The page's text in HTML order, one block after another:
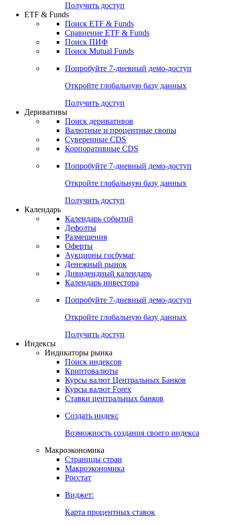
Получить доступ
ETF & Funds
Поиск ETF & Funds
Сравнение ETF & Funds
Поиск ПИФ
Поиск Mutual Funds
Попробуйте 7-дневный демо-доступ
Откройте глобальную базу данных
Получить доступ
Деривативы
Поиск деривативов
Валютные и процентные свопы
Суверенные CDS
Корпоративные CDS
Попробуйте 7-дневный демо-доступ
Откройте глобальную базу данных
Получить доступ
Календарь
Календарь событий
Дефолты
Размещения
Оферты
Аукционы госбумаг
Денежный рынок
Дивидендный календарь
Календарь инвестора
Попробуйте 7-дневный демо-доступ
Откройте глобальную базу данных
Получить доступ
Индексы
Индикаторы рынка
Поиск индексов
Криптовалюты
Курсы валют Центральных Банков
Курсы валют Forex
Ставки центральных банков
Создать индекс
Возможность создания своего индекса
Макроэкономика
Страницы стран
Макроэкономика
Росстат
Виджет:
Карта процентных ставок